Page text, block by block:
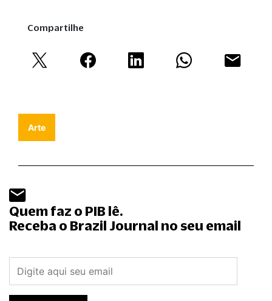
Compartilhe
Arte
Quem faz o PIB lê.
Receba o Brazil Journal no seu email